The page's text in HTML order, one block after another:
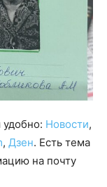
Новости,
, Дзен. Есть тема
на почту